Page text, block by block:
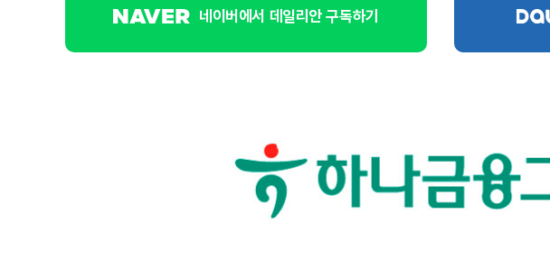
네이버에서 데일리안 구독하기